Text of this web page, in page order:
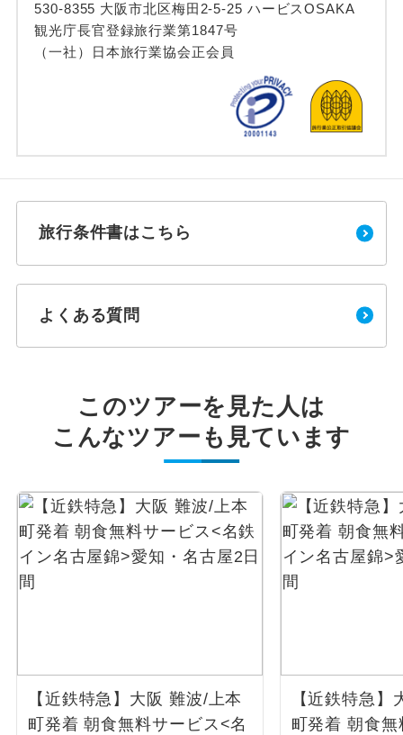
530-8355 大阪市北区梅田2-5-25 ハービスOSAKA
観光庁長官登録旅行業第1847号
（一社）日本旅行業協会正会員
旅行条件書はこちら
よくある質問
このツアーを見た人は
こんなツアーも見ています
【近鉄特急】大阪 難波/上本
町発着 朝食無料サービス<名
【近鉄特急
町発着 朝食